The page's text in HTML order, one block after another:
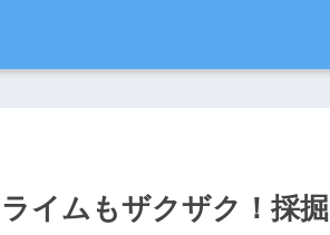
イムもザクザク！採掘